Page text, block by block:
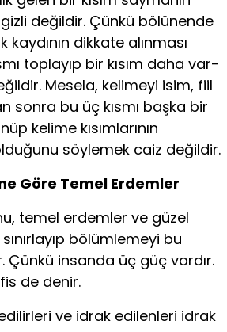
değildir. Çünkü bölünende
kaydının dikkate alınması
toplayıp bir kısım daha var­
Mesela, kelimeyi isim, fiil
sonra bu üç kısmı başka bir
kelime kısımlarının
söylemek caiz değildir.
Göre Temel Erdemler
temel erdemler ve güzel
sınırlayıp bölümlemeyi bu
Çünkü insanda üç güç vardır.
de denir.
ve idrak edilenleri idrak